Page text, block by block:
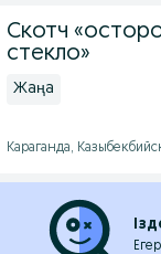
Скотч
стекло»
Жаңа
Караганда,